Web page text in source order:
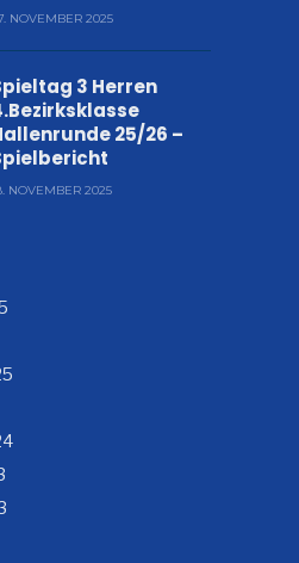
NOVEMBER 2025
3 Herren
25/26 –
NOVEMBER 2025